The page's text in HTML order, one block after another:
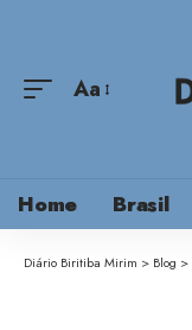
Aa
Home Brasil
Diário Biritiba Mirim > Blog >